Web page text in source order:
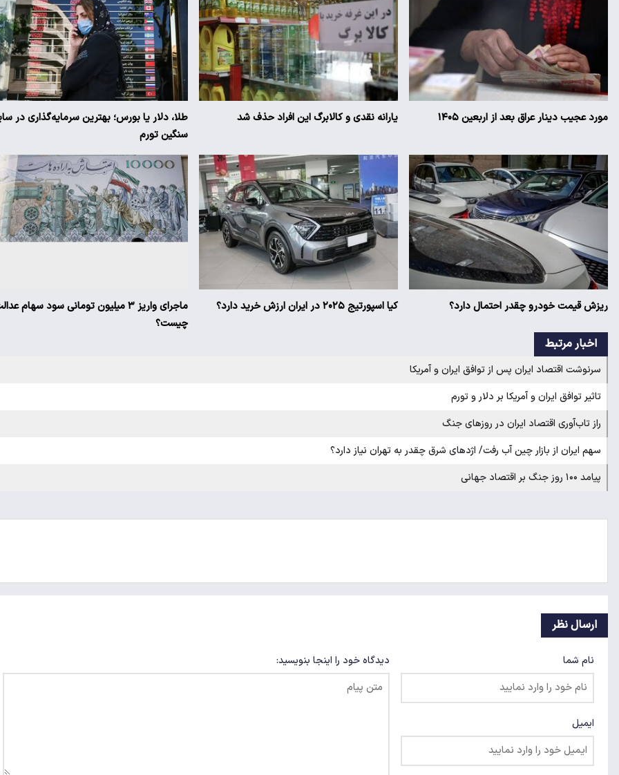
مورد عجیب دینار عراق بعد از اربعین ۱۴۰۵ یارانه نقدی و کالابرگ این افراد حذف شد
طلا، دلار یا بورس؛ بهترین سرمایه‌گذاری در
سنگین تورم
ریزش قیمت خودرو چقدر احتمال دارد؟ کیا اسپورتیج ۲۰۲۵ در ایران ارزش خرید دارد؟
ماجرای واریز ۳ میلیون تومانی سود سهام
چیست؟
اخبار مرتبط
سرنوشت اقتصاد ایران پس از توافق ایران و آمریکا
تاثیر توافق ایران و آمریکا بر دلار و تورم
راز تاب‌آوری اقتصاد ایران در روزهای جنگ
سهم ایران از بازار چین آب رفت/ اژدهای شرق چقدر به تهران نیاز دارد؟
پیامد ۱۰۰ روز جنگ بر اقتصاد جهانی
ارسال نظر
نام شما
ایمیل
دیدگاه خود را اینجا بنویسید: